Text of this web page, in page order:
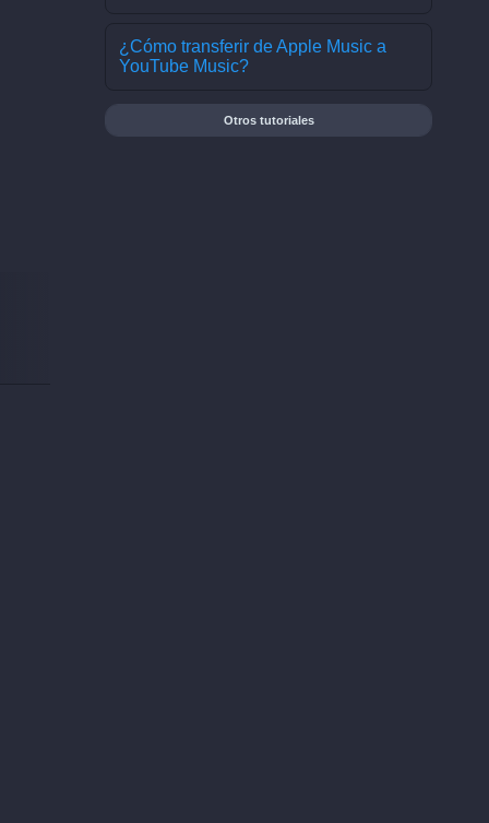
¿Cómo transferir de Apple Music a
YouTube Music?
Otros tutoriales